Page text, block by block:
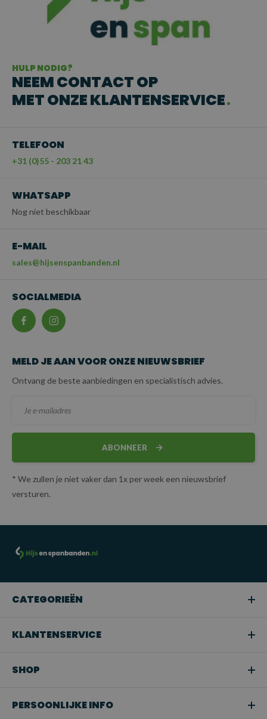
HULP NODIG?
NEEM CONTACT OP
MET ONZE KLANTENSERVICE
TELEFOON
+31 (0)55 - 203 21 43
WHATSAPP
Nog niet beschikbaar
E-MAIL
sales@hijsenspanbanden.nl
SOCIALMEDIA
MELD JE AAN VOOR ONZE NIEUWSBRIEF
Ontvang de beste aanbiedingen en specialistisch advies.
ABONNEER
* We zullen je niet vaker dan 1x per week een nieuwsbrief
versturen.
CATEGORIEËN
KLANTENSERVICE
SHOP
PERSOONLIJKE INFO